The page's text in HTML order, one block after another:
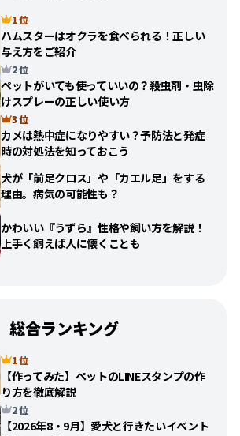
1 位
ハムスターはオクラを食べられる！正しい
与え方をご紹介
2 位
ペットがいても使っていいの？殺虫剤・虫除
けスプレーの正しい使い方
3 位
カメは熱中症になりやすい？予防法と発症
時の対処法を知っておこう
犬が「前足クロス」や「カエル足」をする
理由。病気の可能性も？
かわいい『うずら』性格や飼い方を解説！
上手く飼えば人に懐くことも
総合ランキング
1 位
【作ってみた】ペットのLINEスタンプの作
り方を徹底解説
2 位
【2026年8・9月】愛犬と行きたいイベント